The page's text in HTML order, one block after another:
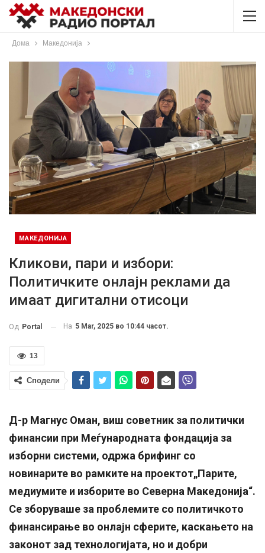
Дома Македонија
МАКЕДОНИЈА
Кликови, пари и избори:
Политичките онлајн реклами да
имаат дигитални отисоци
Од Portal На 5 Mar, 2025 во 10:44 часот.
13
Сподели
Д-р Магнус Оман, виш советник за политички
финансии при Меѓународната фондација за
изборни системи, одржа брифинг со
новинарите во рамките на проектот„Парите,
медиумите и изборите во Северна Македонија“.
Се зборуваше за проблемите со политичкото
финансирање во онлајн сферите, каскањето на
законот зад технологијата, но и добри